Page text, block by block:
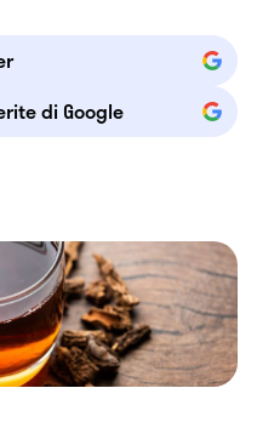
di Google